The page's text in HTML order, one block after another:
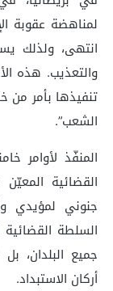
لمناهضة عقوبة
انتهى، ولذلك
والتعذيب. هذه
تنفيذها بأمر من
الشعب”.
المنفّذ لأوامر
القضائية
جنوني لمؤيدي
السلطة
جميع البلدان،
أركان الاستبداد.